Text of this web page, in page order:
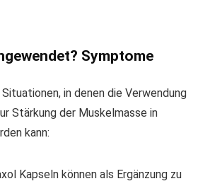
Symptome
in denen die Verwendung
Stärkung der Muskelmasse in
kann:
Kapseln können als Ergänzung zu